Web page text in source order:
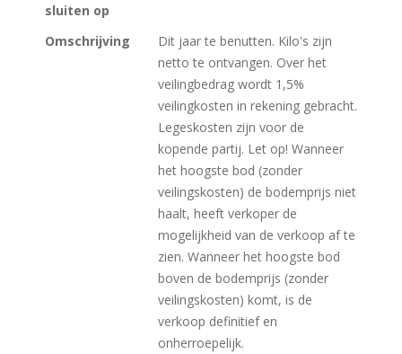
sluiten op
Omschrijving
Dit jaar te benutten. Kilo's zijn
netto te ontvangen. Over het
veilingbedrag wordt 1,5%
veilingkosten in rekening gebracht.
Legeskosten zijn voor de
kopende partij. Let op! Wanneer
het hoogste bod (zonder
veilingskosten) de bodemprijs niet
haalt, heeft verkoper de
mogelijkheid van de verkoop af te
zien. Wanneer het hoogste bod
boven de bodemprijs (zonder
veilingskosten) komt, is de
verkoop definitief en
onherroepelijk.